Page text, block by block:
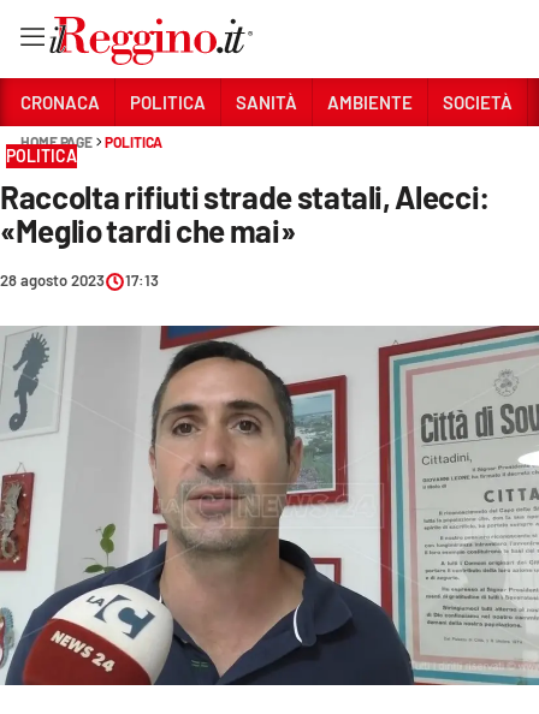
Sezioni
CRONACA
POLITICA
AMBIENTE
SOCIETÀ
ECONOMIA E LAVORO
EVENTI
SPORT
Streaming
CRONACA POLITICA SANITÀ AMBIENTE SOCIETÀ
HOME PAGE POLITICA
POLITICA
Raccolta rifiuti strade statali, Alecci:
«Meglio tardi che mai»
28 agosto 2023 17:13